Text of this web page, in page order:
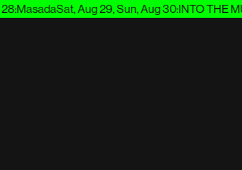
:MasadaSat, Aug 29, Sun, Aug 30:INTO THE MUD